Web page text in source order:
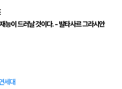
능이 드러날 것이다. - 발타사르 그라시안
세대